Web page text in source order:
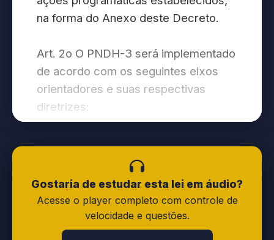
na forma do Anexo deste Decreto.
Art. 2o O PNDH-3 será implementado
de acordo com os seguintes eixos
orientadores e suas respectivas
diretrizes:
democrática entre Estado e
sociedade civil:
a) Diretriz 1: Interação democrática
entre Estado e sociedade civil como
Gostaria de estudar esta lei em áudio?
Acesse o player completo com controle de
velocidade e questões.